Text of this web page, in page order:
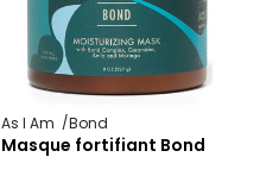
As I Am Bond
Masque fortifiant Bond